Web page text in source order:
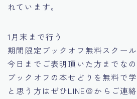
れています。
1月末まで行う
期間限定ブックオフ無料スクー
今日まで ご表明頂いた方までな
ブックオフの本せどりを無料で
と思う方はぜひLINE＠からご連